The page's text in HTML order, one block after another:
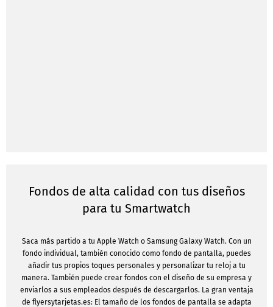
Fondos de alta calidad con tus diseños
para tu Smartwatch
Saca más partido a tu Apple Watch o Samsung Galaxy Watch. Con un
fondo individual, también conocido como fondo de pantalla, puedes
añadir tus propios toques personales y personalizar tu reloj a tu
manera. También puede crear fondos con el diseño de su empresa y
enviarlos a sus empleados después de descargarlos. La gran ventaja
de flyersytarjetas.es: El tamaño de los fondos de pantalla se adapta